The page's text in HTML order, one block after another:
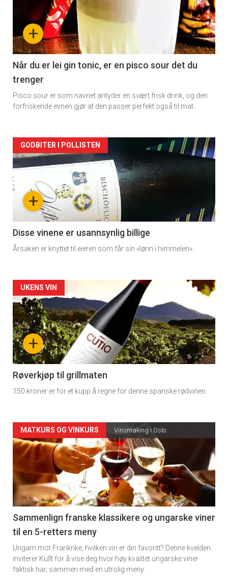
nå
-
2
+
Når du er lei gin tonic, er en pisco sour det du
trenger
Pisco sour er som navnet antyder en svært frisk drink, og den
forfriskende evnen gjør at den passer perfekt også til mat.
Forsiden
akkurat
nå
3
+
GODBITER I POLLISTEN
Disse vinene er usannsynlig billige
Årsaken er knyttet til eieren som får sin «lønn i himmelen».
Forsiden
akkurat
nå
-
4
+
UKENS VIN
Røverkjøp til grillmaten
150 kroner er for et kupp å regne for denne spanske rødvinen.
Forsiden
akkurat
nå
-
5
MATKURS OG VINKURS Vinsmaking i Oslo
Sammenlign franske klassikere og ungarske viner
til en 5-retters meny
Ungarn mot Frankrike, hvilken vin er din favoritt? Denne kvelden
inviterer Kullt for å vise deg hvor høy kvalitet ungarske viner
faktisk har, sammen med en utrolig meny.